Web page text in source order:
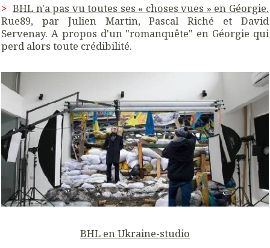
> BHL n'a pas vu toutes ses « choses vues » en Géorgie.
Rue89, par Julien Martin, Pascal Riché et David
Servenay. A propos d'un "romanquête" en Géorgie qui
perd alors toute crédibilité.
BHL en Ukraine-studio